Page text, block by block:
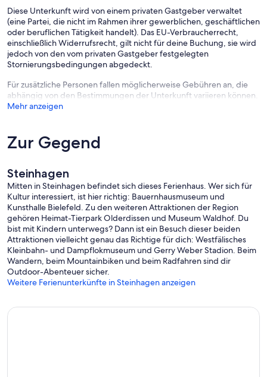
Diese Unterkunft wird von einem privaten Gastgeber verwaltet
(eine Partei, die nicht im Rahmen ihrer gewerblichen, geschäftlichen
oder beruflichen Tätigkeit handelt). Das EU-Verbraucherrecht,
einschließlich Widerrufsrecht, gilt nicht für deine Buchung, sie wird
jedoch von den vom privaten Gastgeber festgelegten
Stornierungsbedingungen abgedeckt.
Für zusätzliche Personen fallen möglicherweise Gebühren an, die
abhängig von den Bestimmungen der Unterkunft variieren können.
Mehr anzeigen
Zur Gegend
Steinhagen
Mitten in Steinhagen befindet sich dieses Ferienhaus. Wer sich für
Kultur interessiert, ist hier richtig: Bauernhausmuseum und
Kunsthalle Bielefeld. Zu den weiteren Attraktionen der Region
gehören Heimat-Tierpark Olderdissen und Museum Waldhof. Du
bist mit Kindern unterwegs? Dann ist ein Besuch dieser beiden
Attraktionen vielleicht genau das Richtige für dich: Westfälisches
Kleinbahn- und Dampflokmuseum und Gerry Weber Stadion. Beim
Wandern, beim Mountainbiken und beim Radfahren sind dir
Outdoor-Abenteuer sicher.
Weitere Ferienunterkünfte in Steinhagen anzeigen